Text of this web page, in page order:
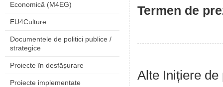
Economică (M4EG)
EU4Culture
Documentele de politici publice /
strategice
Proiecte în desfășurare
Proiecte implementate
Termen de
Alte Inițiere de